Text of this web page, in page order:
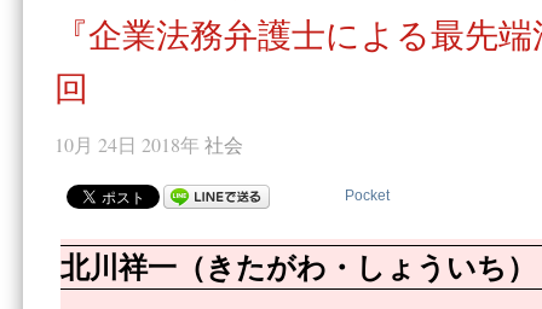
『企業法務弁護士による最先
回
10月 24日 2018年 社会
Pocket
北川祥一（きたがわ・しょういち）